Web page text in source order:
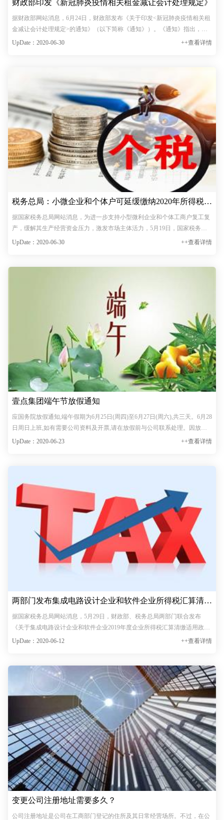
财政部印发《新冠肺炎疫情相关租金减让会计处理规定》
据财政部网站消息，6月24日，财政部发布《关于印发<新冠肺炎疫情相关租
金减让会计处理规定>的通知》（以下简称《通知》）。《通知》指出，为
配合国务院及相关部门关于推动服务业小微企业和个体工商户等租金减免政
UpDate：2020-06-30 ++查看详情
税务总局：小微企业和个体户可延缓缴纳2020年所得税至
2021年
据国家税务总局网站消息，为进一步支持小型微利企业和个体工商户复工复
产，缓解其生产经营资金压力，激发市场主体活力，5月19日，国家税务总
局发布《关于小型微利企业和个体工商户延缓缴纳2020年所得税有关事项的
UpDate：2020-06-30 ++查看详情
壹点集团端午节放假通知
应国务院放假通知,端午假期为6月25日(周四)至6月27日(周六),共三天。6月28
日周日上班,如有需要公司资料及开票,请在放假前与公司联系处理。因放假
期间,公司无人值守,请合理安排时间,给您带来的不便,敬请谅解。感谢您对我
UpDate：2020-06-23 ++查看详情
两部门发布集成电路设计企业和软件企业所得税汇算清缴
优惠政策
据国家税务总局网站消息，5月29日，财政部、税务总局两部门联合发布
《关于集成电路设计企业和软件企业2019年度企业所得税汇算清缴适用政策
的公告》（以下简称《公告》），《公告》对集成电路设计和软件产业2019
UpDate：2020-06-12 ++查看详情
变更公司注册地址需要多久？
公司注册地址是公司在工商部门登记的住所及其日常经营场所。不过，在公